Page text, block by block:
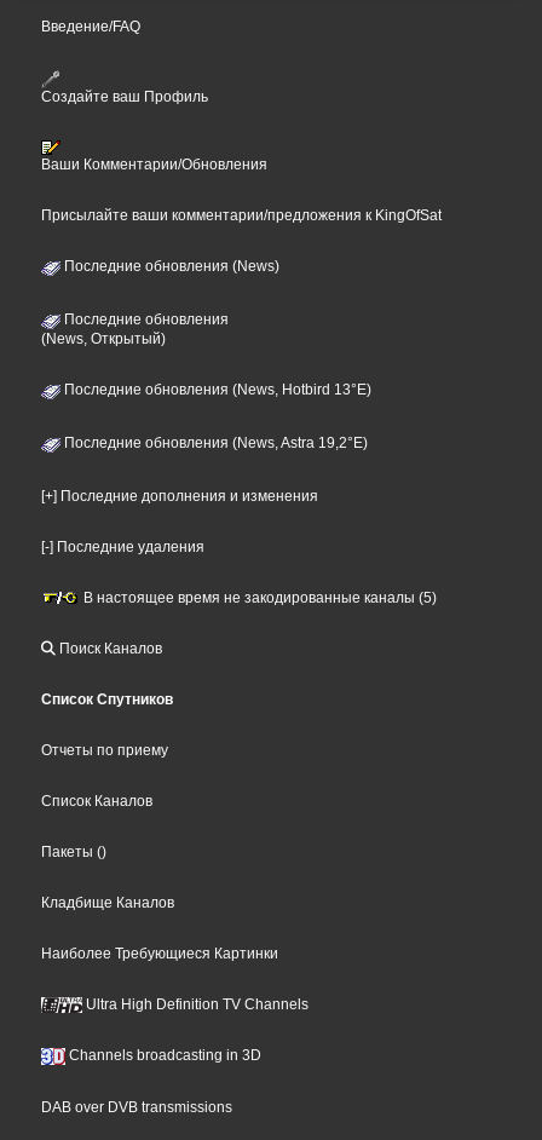
Введение/FAQ
Создайте ваш Профиль
Ваши Комментарии/Обновления
Присылайте ваши комментарии/предложения к KingOfSat
Последние обновления (News)
Последние обновления
(News, Открытый)
Последние обновления (News, Hotbird 13°E)
Последние обновления (News, Astra 19,2°E)
[+] Последние дополнения и изменения
[-] Последние удаления
В настоящее время не закодированные каналы (5)
Поиск Каналов
Список Спутников
Отчеты по приему
Список Каналов
Пакеты ()
Кладбище Каналов
Наиболее Требующиеся Картинки
Ultra High Definition TV Channels
Channels broadcasting in 3D
DAB over DVB transmissions